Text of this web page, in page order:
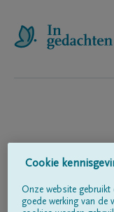
Volg ons op
Cookie
Onze website
goede werking van de